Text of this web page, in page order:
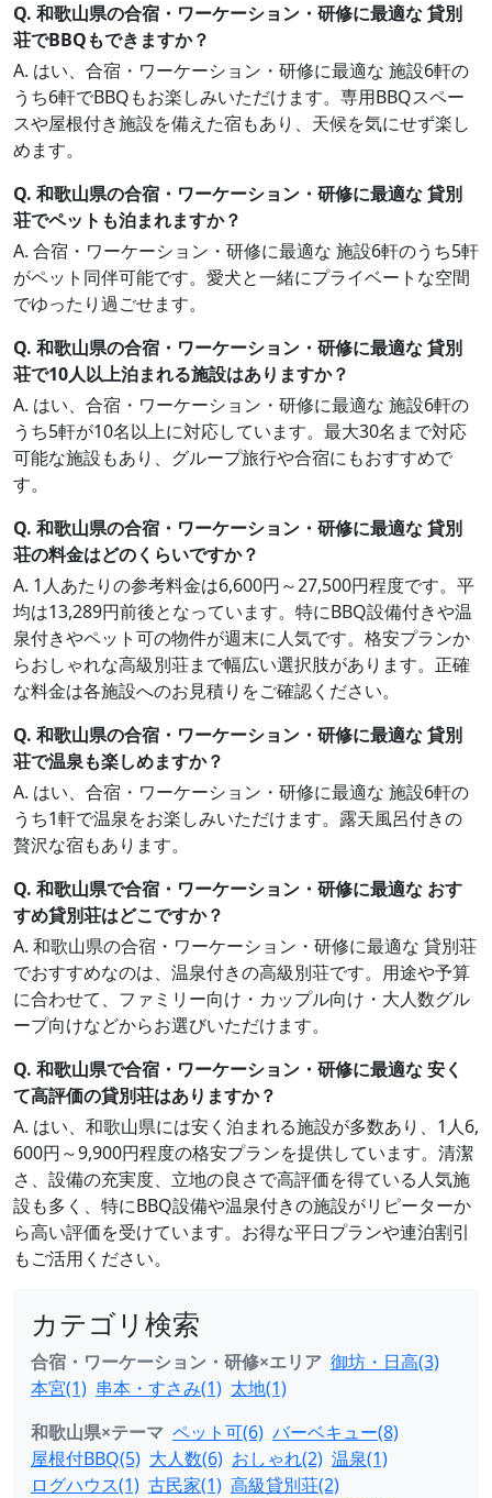
Q. 和歌山県の合宿・ワーケーション・研修に最適な 貸別
荘でBBQもできますか？
A. はい、合宿・ワーケーション・研修に最適な 施設6軒の
うち6軒でBBQもお楽しみいただけます。専用BBQスペー
スや屋根付き施設を備えた宿もあり、天候を気にせず楽し
めます。
Q. 和歌山県の合宿・ワーケーション・研修に最適な 貸別
荘でペットも泊まれますか？
A. 合宿・ワーケーション・研修に最適な 施設6軒のうち5軒
がペット同伴可能です。愛犬と一緒にプライベートな空間
でゆったり過ごせます。
Q. 和歌山県の合宿・ワーケーション・研修に最適な 貸別
荘で10人以上泊まれる施設はありますか？
A. はい、合宿・ワーケーション・研修に最適な 施設6軒の
うち5軒が10名以上に対応しています。最大30名まで対応
可能な施設もあり、グループ旅行や合宿にもおすすめで
す。
Q. 和歌山県の合宿・ワーケーション・研修に最適な 貸別
荘の料金はどのくらいですか？
A. 1人あたりの参考料金は6,600円～27,500円程度です。平
均は13,289円前後となっています。特にBBQ設備付きや温
泉付きやペット可の物件が週末に人気です。格安プランか
らおしゃれな高級別荘まで幅広い選択肢があります。正確
な料金は各施設へのお見積りをご確認ください。
Q. 和歌山県の合宿・ワーケーション・研修に最適な 貸別
荘で温泉も楽しめますか？
A. はい、合宿・ワーケーション・研修に最適な 施設6軒の
うち1軒で温泉をお楽しみいただけます。露天風呂付きの
贅沢な宿もあります。
Q. 和歌山県で合宿・ワーケーション・研修に最適な おす
すめ貸別荘はどこですか？
A. 和歌山県の合宿・ワーケーション・研修に最適な 貸別荘
でおすすめなのは、温泉付きの高級別荘です。用途や予算
に合わせて、ファミリー向け・カップル向け・大人数グル
ープ向けなどからお選びいただけます。
Q. 和歌山県で合宿・ワーケーション・研修に最適な 安く
て高評価の貸別荘はありますか？
A. はい、和歌山県には安く泊まれる施設が多数あり、1人6,
600円～9,900円程度の格安プランを提供しています。清潔
さ、設備の充実度、立地の良さで高評価を得ている人気施
設も多く、特にBBQ設備や温泉付きの施設がリピーターか
ら高い評価を受けています。お得な平日プランや連泊割引
もご活用ください。
カテゴリ検索
合宿・ワーケーション・研修×エリア 御坊・日高(3)
本宮(1) 串本・すさみ(1) 太地(1)
和歌山県×テーマ ペット可(6) バーベキュー(8)
屋根付BBQ(5) 大人数(6) おしゃれ(2) 温泉(1)
ログハウス(1) 古民家(1) 高級貸別荘(2)